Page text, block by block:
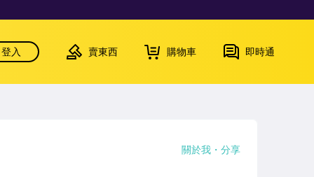
登入 賣東西 購物車 即時通
關於我 分享